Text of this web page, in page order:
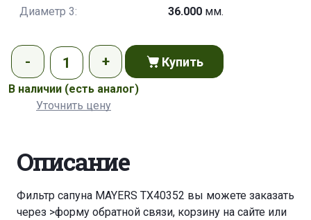
Диаметр 3: 36.000 мм.
Купить
В наличии (есть аналог)
Уточнить цену
Описание
Фильтр сапуна MAYERS TX40352 вы можете заказать
через >форму обратной связи, корзину на сайте или